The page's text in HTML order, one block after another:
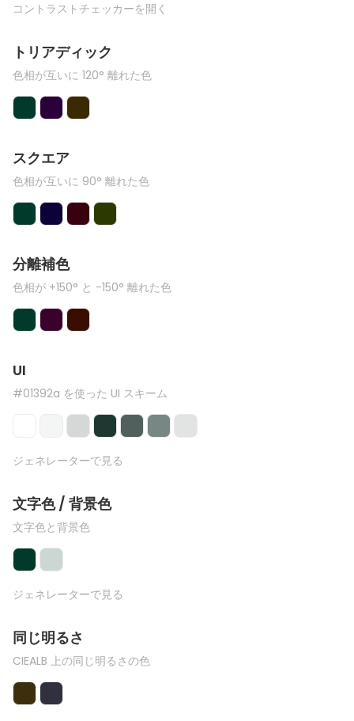
コントラストチェッカーを開く
トリアディック
色相が互いに 120° 離れた色
スクエア
色相が互いに 90° 離れた色
分離補色
色相が +150° と -150° 離れた色
UI
#01392a を使った UI スキーム
ジェネレーターで見る
文字色 / 背景色
文字色と背景色
ジェネレーターで見る
同じ明るさ
CIEALB 上の同じ明るさの色